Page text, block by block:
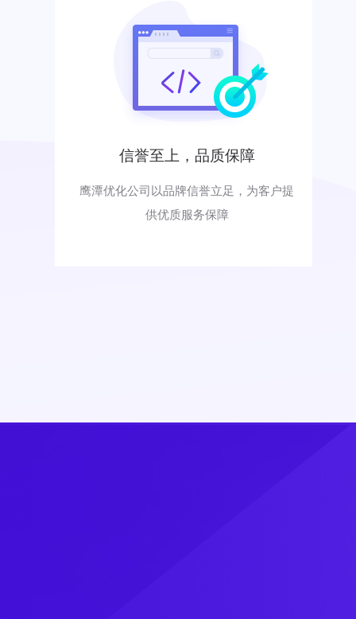
信誉至上，品质保障
鹰潭优化公司以品牌信誉立足，为客户提
供优质服务保障